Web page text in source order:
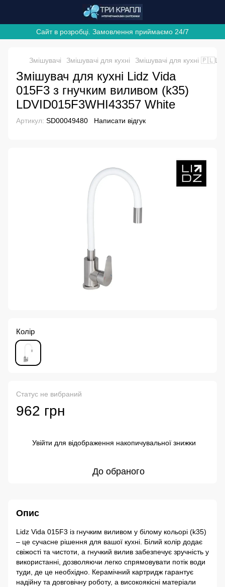
Сайт в розробці. Замовлення приймаємо 24/7
Змішувачі Змішувачі для кухні Змішувачі для кухні
Змішувач для кухні Lidz Vida
015F3 з гнучким виливом (k35)
LDVID015F3WHI43357 White
Артикул: SD00049480 Написати відгук
Колір
Статус не вибраний
962 грн
Увійти для відображення накопичувальної знижки
До обраного
Опис
Lidz Vida 015F3 із гнучким виливом у білому кольорі (k35)
– це сучасне рішення для вашої кухні. Білий колір додає
свіжості та чистоти, а гнучкий вилив забезпечує зручність у
використанні, дозволяючи легко спрямовувати потік води
туди, де це необхідно. Керамічний картридж гарантує
надійну та довговічну роботу, а високоякісні матеріали